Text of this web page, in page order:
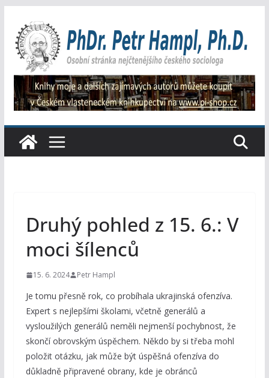
obsah
Druhý pohled z 15. 6.: V
moci šílenců
15. 6. 2024 Petr Hampl
Je tomu přesně rok, co probíhala ukrajinská ofenzíva.
Expert s nejlepšími školami, včetně generálů a
vysloužilých generálů neměli nejmenší pochybnost, že
skončí obrovským úspěchem. Někdo by si třeba mohl
položit otázku, jak může být úspěšná ofenzíva do
důkladně připravené obrany, kde je obránců